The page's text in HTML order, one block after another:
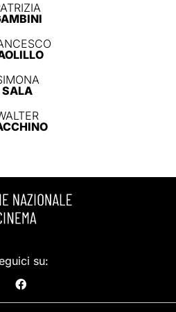
SALA
su: